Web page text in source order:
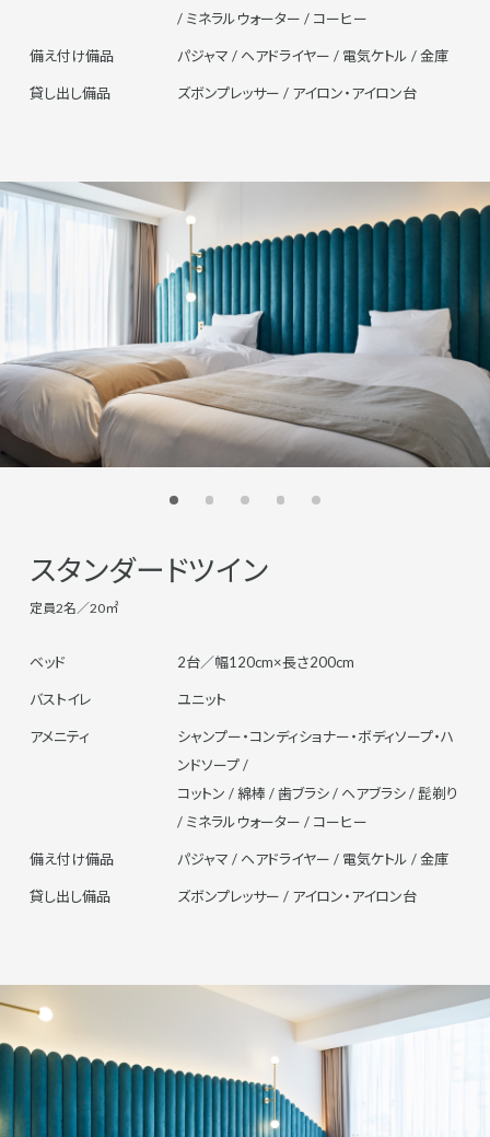
/ ミネラルウォーター / コーヒー
備え付け備品 パジャマ / ヘアドライヤー / 電気ケトル / 金庫
貸し出し備品 ズボンプレッサー / アイロン・アイロン台
スタンダードツイン
定員2名／20㎡
ベッド 2台／幅120cm×長さ200cm
バストイレ ユニット
アメニティ
シャンプー・コンディショナー・ボディソープ・ハ
ンドソープ /
コットン / 綿棒 / 歯ブラシ / ヘアブラシ / 髭剃り
/ ミネラルウォーター / コーヒー
備え付け備品 パジャマ / ヘアドライヤー / 電気ケトル / 金庫
貸し出し備品 ズボンプレッサー / アイロン・アイロン台